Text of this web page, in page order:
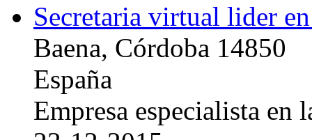
Secretaria virtual lider
Baena, Córdoba 14850
España
Empresa especialista en